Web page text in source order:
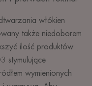
włókien
także niedoborem
ilość produktów
stymulujące
wymienionych